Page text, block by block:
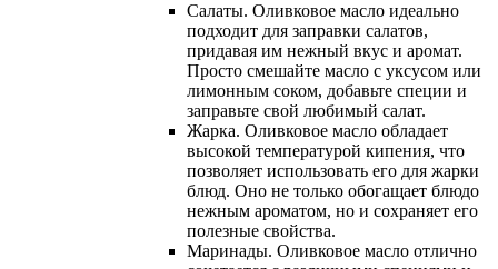
Салаты. Оливковое масло идеально
подходит для заправки салатов,
придавая им нежный вкус и аромат.
Просто смешайте масло с уксусом или
лимонным соком, добавьте специи и
заправьте свой любимый салат.
Жарка. Оливковое масло обладает
высокой температурой кипения, что
позволяет использовать его для жарки
блюд. Оно не только обогащает блюдо
нежным ароматом, но и сохраняет его
полезные свойства.
Маринады. Оливковое масло отлично